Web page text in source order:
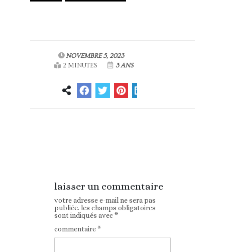
NOVEMBRE 5, 2023
2 MINUTES
3 ANS
laisser un commentaire
votre adresse e-mail ne sera pas
publiée. les champs obligatoires
sont indiqués avec*
commentaire*